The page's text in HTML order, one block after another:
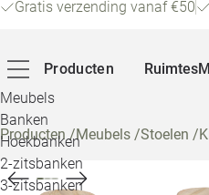
Gratis verzending vanaf €50
Producten
Meubels
Banken
Hoekbanken
2-zitsbanken
3-zitsbanken
Ruimtes
Producten/Meubels /Stoelen /